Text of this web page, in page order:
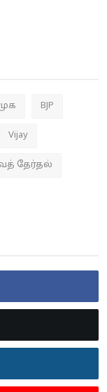
BJP
Vijay
தேர்தல்